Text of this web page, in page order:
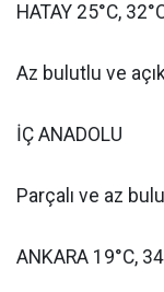
HATAY 25°C,
Az bulutlu ve
İÇ ANADOLU
Parçalı ve az
ANKARA 19°C,